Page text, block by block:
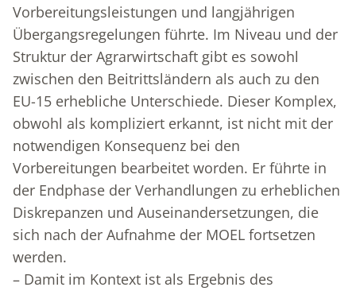
Vorbereitungsleistungen und langjährigen
Übergangsregelungen führte. Im Niveau und der
Struktur der Agrarwirtschaft gibt es sowohl
zwischen den Beitrittsländern als auch zu den
EU-15 erhebliche Unterschiede. Dieser Komplex,
obwohl als kompliziert erkannt, ist nicht mit der
notwendigen Konsequenz bei den
Vorbereitungen bearbeitet worden. Er führte in
der Endphase der Verhandlungen zu erheblichen
Diskrepanzen und Auseinandersetzungen, die
sich nach der Aufnahme der MOEL fortsetzen
werden.
– Damit im Kontext ist als Ergebnis des